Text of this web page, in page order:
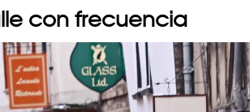
con frecuencia